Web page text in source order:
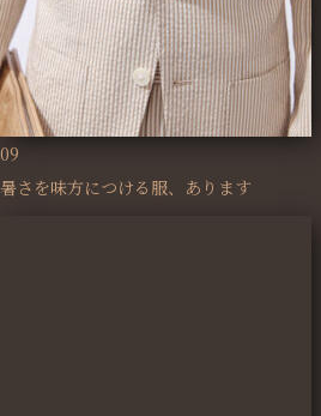
09
暑さを味方につける服、あります